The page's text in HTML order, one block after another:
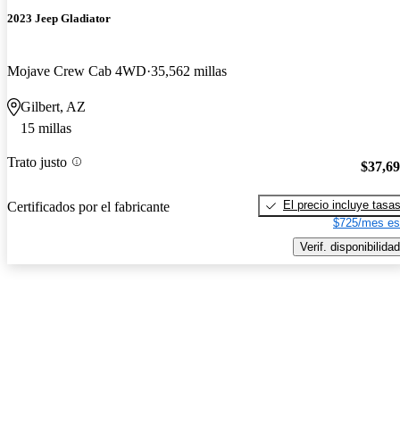
2023 Jeep Gladiator
Mojave Crew Cab 4WD 35,562 millas
Gilbert, AZ
15 millas
Trato justo
Certificados por el fabricante
El precio incluye tasas
$725/mes
Verif. disponibilidad